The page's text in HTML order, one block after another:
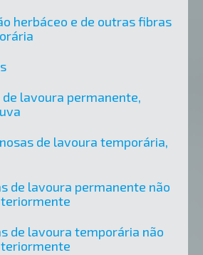
herbáceo e de outras fibras
lavoura permanente,
de lavoura temporária,
de lavoura permanente não
de lavoura temporária não